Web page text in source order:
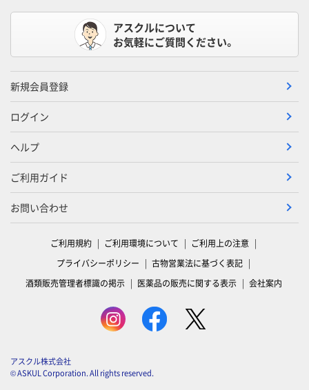
アスクルについて
お気軽にご質問ください。
新規会員登録
ログイン
ヘルプ
ご利用ガイド
お問い合わせ
ご利用規約 ご利用環境について
ご利用上の注意
プライバシーポリシー
古物営業法に基づく表記
酒類販売管理者標識の掲示
医薬品の販売に関する表示 会社案内
アスクル株式会社
© ASKUL Corporation. All rights reserved.